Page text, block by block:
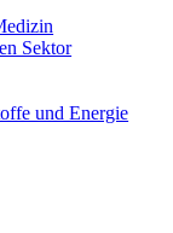
Sektor
und Energie